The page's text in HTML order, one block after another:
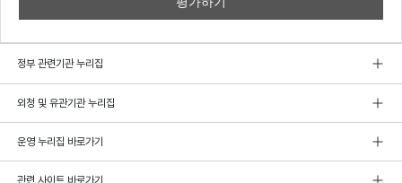
정부 관련기관 누리집
외청 및 유관기관 누리집
운영 누리집 바로가기
관련 사이트 바로가기